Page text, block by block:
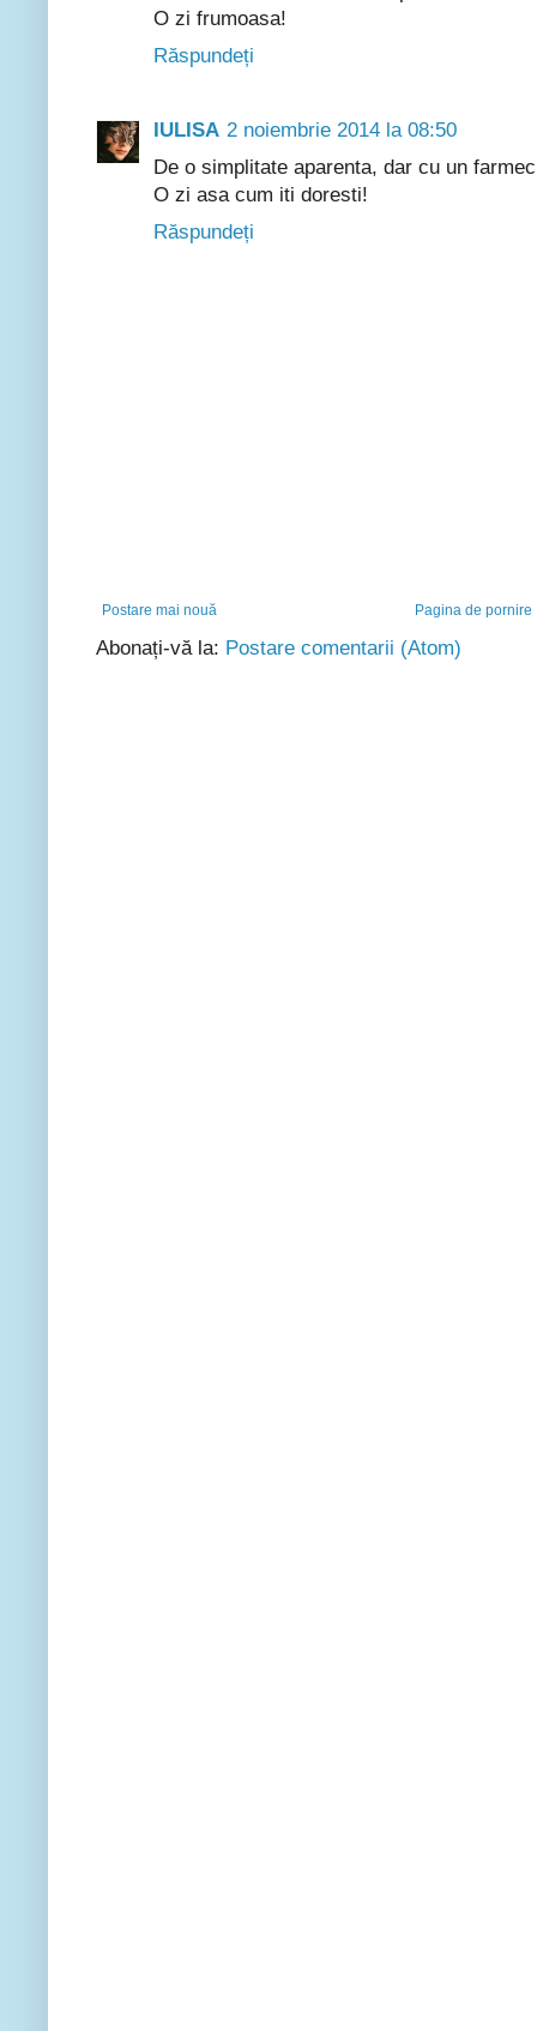
O zi frumoasa!
Răspundeți
IULISA 2 noiembrie 2014 la 08:50
De o simplitate aparenta, dar cu un
O zi asa cum iti doresti!
Răspundeți
Postare mai nouă Pagina de pornire
Abonați-vă la: Postare comentarii (Atom)